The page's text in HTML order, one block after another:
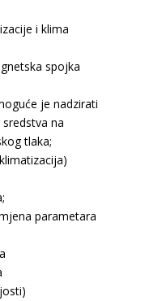
i klima
spojka
je nadzirati
na
tlaka;
parametara